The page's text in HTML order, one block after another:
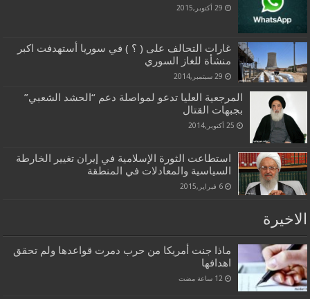
29 أكتوبر,2015
غارات التحالف على ( ؟ ) في سوريا أستهدفت اكبر
منشأة للغاز السوري
29 سبتمبر,2014
المرجعية العليا تدعو لمواصلة دعم “الحشد الشعبي”
بجبهات القتال
25 أكتوبر,2014
استطاعت الثورة الإسلامية في إيران تغيير الخارطة
السياسية والمعادلات في المنطقة
6 فبراير,2015
الاخيرة
ماذا جنت أمريكا من حرب دمرت قواعدها ولم تحقق
اهدافها